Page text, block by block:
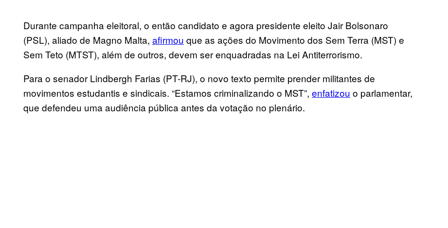
Durante campanha eleitoral, o então candidato e agora presidente eleito Jair Bolsonaro
(PSL), aliado de Magno Malta, afirmou que as ações do Movimento dos Sem Terra (MST) e
Sem Teto (MTST), além de outros, devem ser enquadradas na Lei Antiterrorismo.
Para o senador Lindbergh Farias (PT-RJ), o novo texto permite prender militantes de
movimentos estudantis e sindicais. “Estamos criminalizando o MST”, enfatizou o parlamentar,
que defendeu uma audiência pública antes da votação no plenário.